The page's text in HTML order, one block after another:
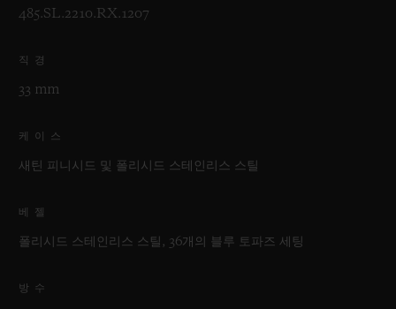
485.SL.2210.RX.1207
직경
33 mm
케이스
새틴 피니시드 및 폴리시드 스테인리스 스틸
베젤
폴리시드 스테인리스 스틸, 36개의 블루 토파즈 세팅
방수